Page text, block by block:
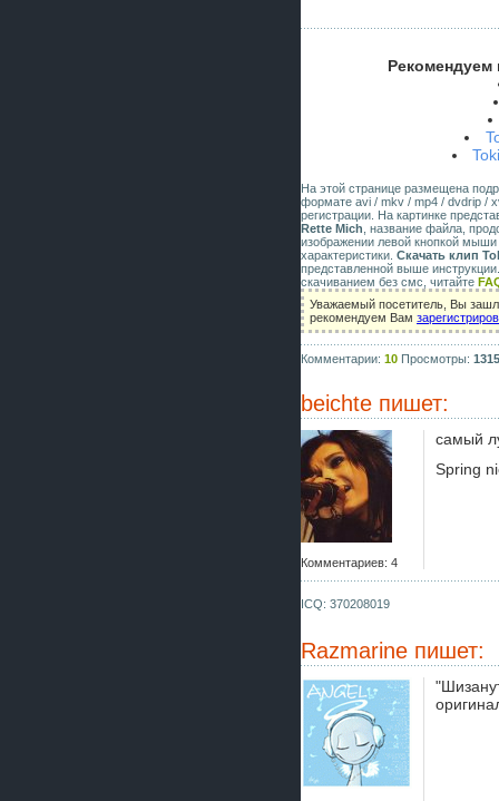
Рекомендуем
На этой странице размещена
формате avi / mkv / mp4 / dvdrip /
регистрации. На картинке
Rette Mich , название файла,
изображении левой кнопкой
характеристики. Скачать клип
представленной выше
скачиванием без смс, читайте
Уважаемый посетитель, Вы
рекомендуем Вам
Комментарии: 10 Просмотры:
beichte пишет:
Комментариев: 4
самый
Spring
ICQ: 370208019
Razmarine пишет: